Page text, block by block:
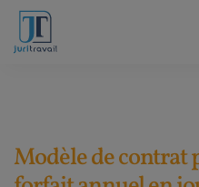
Modèle de contrat